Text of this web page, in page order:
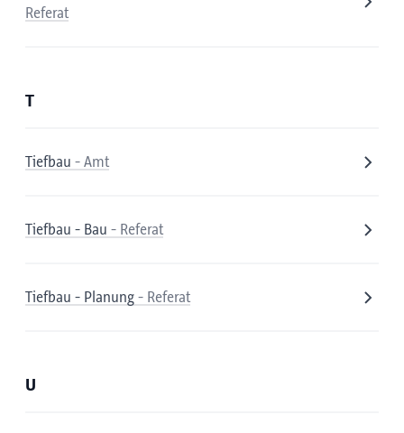
Referat
T
Tiefbau - Amt
Tiefbau - Bau - Referat
Tiefbau - Planung - Referat
U